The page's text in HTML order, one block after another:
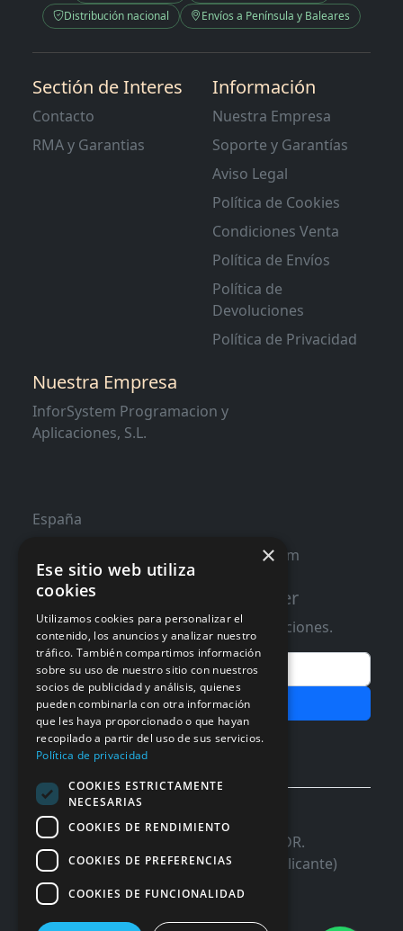
Distribución nacional
Envíos a Península y Baleares
Sectión de Interes
Contacto
RMA y Garantias
Información
Nuestra Empresa
Soporte y Garantías
Aviso Legal
Política de Cookies
Condiciones Venta
Política de Envíos
Política de
Devoluciones
Política de Privacidad
Nuestra Empresa
InforSystem Programacion y
Aplicaciones, S.L.
España
contacto@distribucioninformatica.com
Suscribete a nuestro Newsletter
Te informaremos de ofertas y promociones.
Email
Subscribir
Aceptar Politica dePrivacidad
© 2026 InforSystem Programacion y
Aplicaciones, S.L. CIF: B54337985 | C/DR.
Marañon, 17 Local 5 | 03680 - ASPE (Alicante)
×
Ese sitio web utiliza
cookies
Utilizamos cookies para personalizar el
contenido, los anuncios y analizar nuestro
tráfico. También compartimos información
sobre su uso de nuestro sitio con nuestros
socios de publicidad y análisis, quienes
pueden combinarla con otra información
que les haya proporcionado o que hayan
recopilado a partir del uso de sus servicios.
Política de privacidad
COOKIES ESTRICTAMENTE
NECESARIAS
COOKIES DE RENDIMIENTO
COOKIES DE PREFERENCIAS
COOKIES DE FUNCIONALIDAD